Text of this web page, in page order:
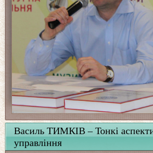
Василь ТИМКІВ – Тонкі
управління